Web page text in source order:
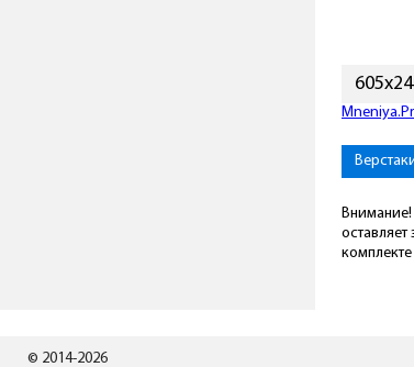
Внимание!
© 2014-2026